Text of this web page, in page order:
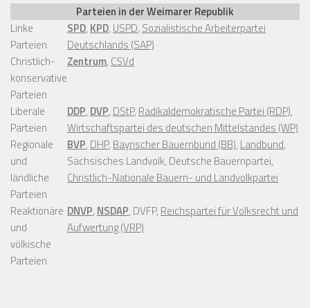
Parteien in der Weimarer Republik
Linke
Parteien
SPD, KPD, USPD, Sozialistische Arbeiterpartei
Deutschlands (SAP)
Christlich-
konservative
Parteien
Zentrum, CSVd
Liberale
Parteien
DDP, DVP, DStP, Radikaldemokratische Partei (RDP),
Wirtschaftspartei des deutschen Mittelstandes (WP)
Regionale
und
ländliche
Parteien
BVP, DHP, Bayrischer Bauernbund (BB), Landbund,
Sächsisches Landvolk, Deutsche Bauernpartei,
Christlich-Nationale Bauern- und Landvolkpartei
Reaktionäre
und
völkische
Parteien
DNVP, NSDAP, DVFP, Reichspartei für Volksrecht und
Aufwertung (VRP)